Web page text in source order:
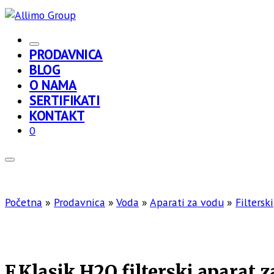
PRODAVNICA
BLOG
O NAMA
SERTIFIKATI
KONTAKT
0
Početna » Prodavnica » Voda » Aparati za vodu » Filterski